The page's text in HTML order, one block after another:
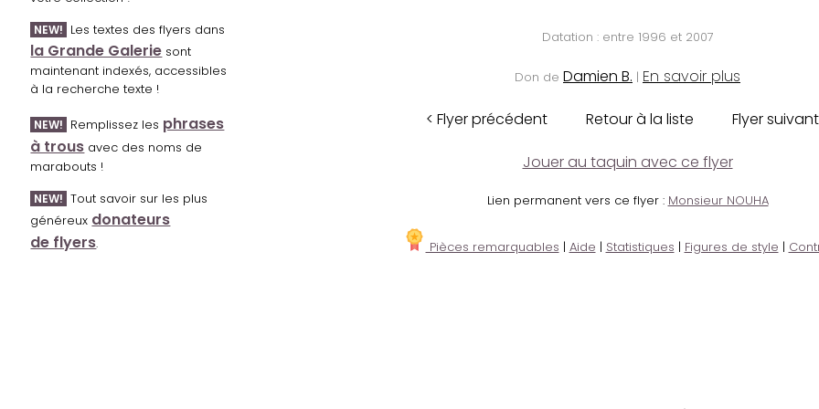
NEW! Les textes des flyers dans
la Grande Galerie sont
maintenant indexés, accessibles
à la recherche texte !
NEW! Remplissez les phrases
à trous avec des noms de
marabouts !
NEW! Tout savoir sur les plus
généreux donateurs
de flyers.
Datation : entre 1996 et 2007
Don de Damien B. | En savoir plus
< Flyer précédent Retour à la liste Flyer
Jouer au taquin avec ce flyer
Lien permanent vers ce flyer : Monsieur NOUHA
Pièces remarquables | Aide | Statistiques | Figures de style |